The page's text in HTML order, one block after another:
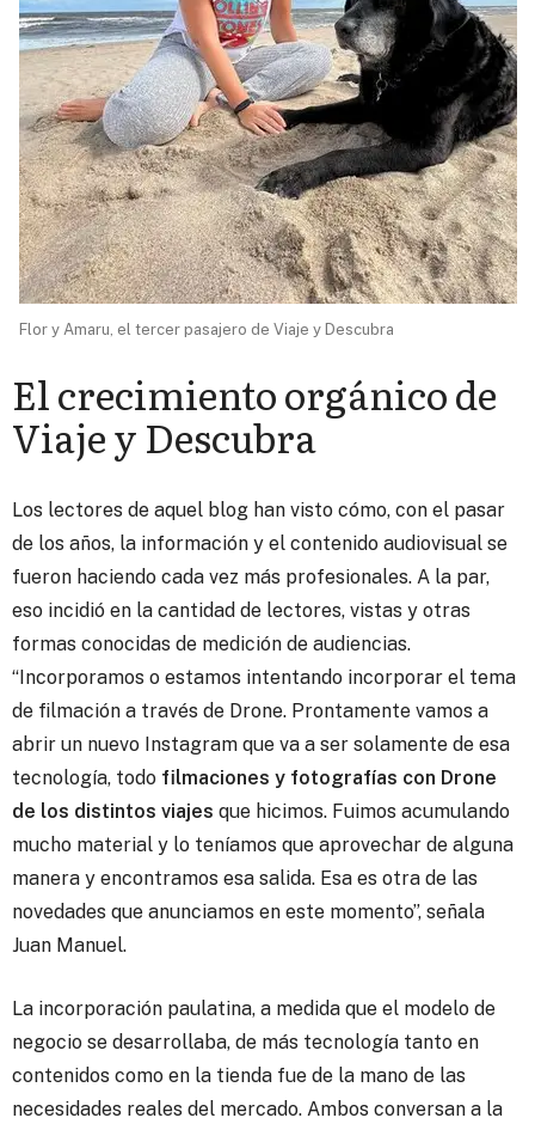
Flor y Amaru, el tercer pasajero de Viaje y Descubra
El crecimiento orgánico de
Viaje y Descubra
Los lectores de aquel blog han visto cómo, con el pasar
de los años, la información y el contenido audiovisual se
fueron haciendo cada vez más profesionales. A la par,
eso incidió en la cantidad de lectores, vistas y otras
formas conocidas de medición de audiencias.
“Incorporamos o estamos intentando incorporar el tema
de filmación a través de Drone. Prontamente vamos a
abrir un nuevo Instagram que va a ser solamente de esa
tecnología, todo filmaciones y fotografías con Drone
de los distintos viajes que hicimos. Fuimos acumulando
mucho material y lo teníamos que aprovechar de alguna
manera y encontramos esa salida. Esa es otra de las
novedades que anunciamos en este momento”, señala
Juan Manuel.
La incorporación paulatina, a medida que el modelo de
negocio se desarrollaba, de más tecnología tanto en
contenidos como en la tienda fue de la mano de las
necesidades reales del mercado. Ambos conversan a la